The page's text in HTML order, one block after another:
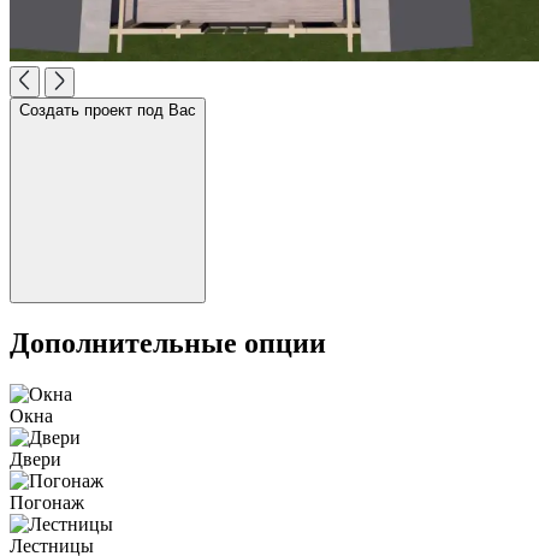
Создать проект под Вас
Дополнительные опции
Окна
Двери
Погонаж
Лестницы